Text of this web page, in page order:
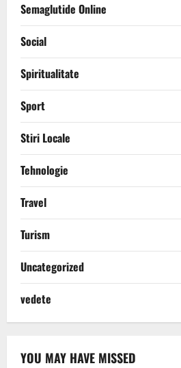
Semaglutide Online
Social
Spiritualitate
Sport
Stiri Locale
Tehnologie
Travel
Turism
Uncategorized
vedete
YOU MAY HAVE MISSED